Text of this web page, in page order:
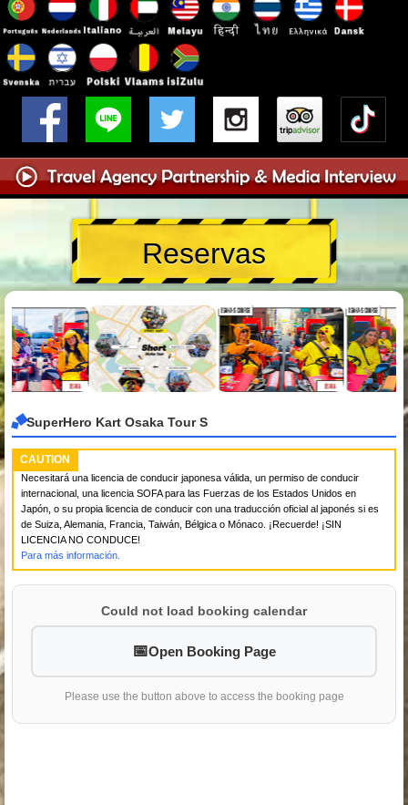
Reservas
SuperHero Kart Osaka Tour S
CAUTION
Necesitará una licencia de conducir japonesa válida, un permiso de conducir
internacional, una licencia SOFA para las Fuerzas de los Estados Unidos en
Japón, o su propia licencia de conducir con una traducción oficial al japonés si es
de Suiza, Alemania, Francia, Taiwán, Bélgica o Mónaco. ¡Recuerde! ¡SIN
LICENCIA NO CONDUCE!
Para más información.
Could not load booking calendar
Open Booking Page
Please use the button above to access the booking page